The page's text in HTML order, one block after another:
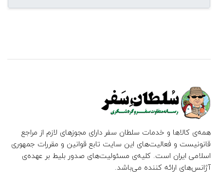
همه‌ی کالاها و خدمات سلطان سفر دارای مجوزهای لازم از مراجع
قانونیست و فعالیت‌های این سایت تابع قوانین و مقررات جمهوری
اسلامی ایران است. کلیه‌ی مسئولیت‌های صدور بلیط بر عهده‌ی
آژانس‌های ارائه کننده می‌باشد.